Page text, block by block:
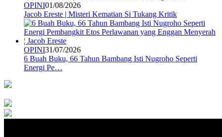
OPINI01/08/2026
Jacob Ereste | Misteri Kematian Si Tukang Kritik
OPINI31/07/2026
6 Buah Buku, 66 Tahun Bambang Isti Nugroho Seperti
Energi Pe…